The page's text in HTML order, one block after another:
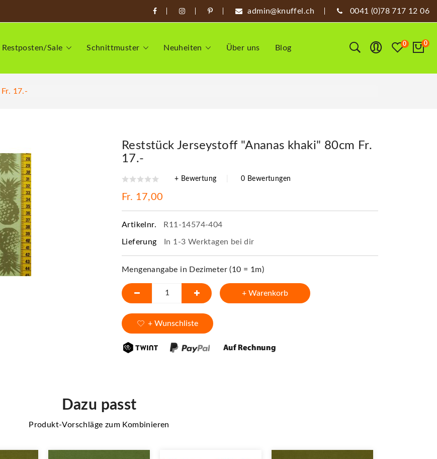
admin@knuffel.ch 0041 (0)78 717 12 06
Restposten/Sale Schnittmuster Neuheiten Über uns Blog 0 0
17.-
Reststück Jerseystoff "Ananas khaki" 80cm Fr.
17.-
+ Bewertung 0 Bewertungen
Fr. 17,00
Artikelnr. R11-14574-404
Lieferung In 1-3 Werktagen bei dir
Mengenangabe in Dezimeter (10 = 1m)
+ Warenkorb
+ Wunschliste
Dazu passt
Produkt-Vorschläge zum Kombinieren